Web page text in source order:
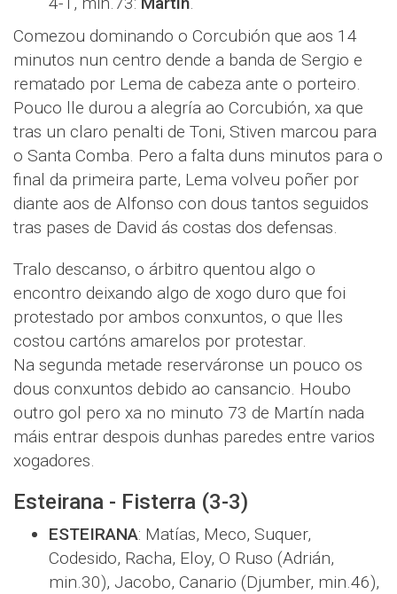
Comezou dominando o Corcubión que aos 14
minutos nun centro dende a banda de Sergio e
rematado por Lema de cabeza ante o porteiro.
Pouco lle durou a alegría ao Corcubión, xa que
tras un claro penalti de Toni, Stiven marcou para
o Santa Comba. Pero a falta duns minutos para o
final da primeira parte, Lema volveu poñer por
diante aos de Alfonso con dous tantos seguidos
tras pases de David ás costas dos defensas.
Tralo descanso, o árbitro quentou algo o
encontro deixando algo de xogo duro que foi
protestado por ambos conxuntos, o que lles
costou cartóns amarelos por protestar.
Na segunda metade reserváronse un pouco os
dous conxuntos debido ao cansancio. Houbo
outro gol pero xa no minuto 73 de Martín nada
máis entrar despois dunhas paredes entre varios
xogadores.
Esteirana - Fisterra (3-3)
ESTEIRANA: Matías, Meco, Suquer,
Codesido, Racha, Eloy, O Ruso (Adrián,
min.30), Jacobo, Canario (Djumber, min.46),